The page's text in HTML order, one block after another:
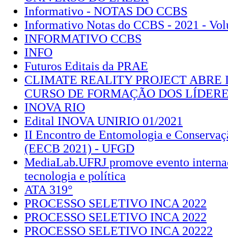
Informativo - NOTAS DO CCBS
Informativo Notas do CCBS - 2021 -
INFORMATIVO CCBS
INFO
Futuros Editais da PRAE
CLIMATE REALITY PROJECT ABRE
CURSO DE FORMAÇÃO DOS
INOVA RIO
Edital INOVA UNIRIO 01/2021
II Encontro de Entomologia e
(EECB 2021) - UFGD
MediaLab.UFRJ promove evento
tecnologia e política
ATA 319°
PROCESSO SELETIVO INCA 2022
PROCESSO SELETIVO INCA 2022
PROCESSO SELETIVO INCA 20222